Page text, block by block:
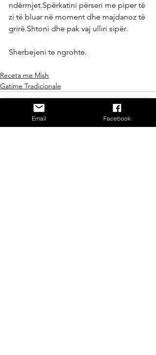
ndërmjet.Spërkatini përseri me piper të
zi të bluar në moment dhe majdanoz të
grirë.Shtoni dhe pak vaj ulliri sipër.
Sherbejeni te ngrohte.
Receta me Mish
Gatime Tradicionale
Email Facebook